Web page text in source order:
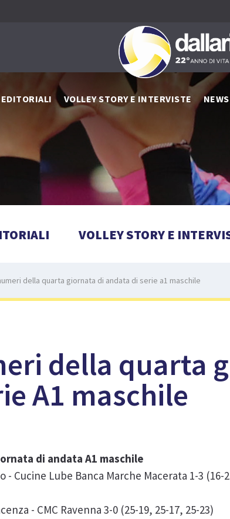
EDITORIALI VOLLEY STORY E INTERVISTE NEWS
VOLLEY STORY E
della quarta giornata di andata di serie a1 maschile
della quarta
A1 maschile
di andata A1 maschile
- Cucine Lube Banca Marche Macerata 1-3 (16-
- CMC Ravenna 3-0 (25-19, 25-17, 25-23)